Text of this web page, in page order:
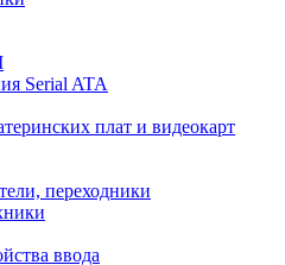
Serial ATA
плат и видеокарт
переходники
ввода